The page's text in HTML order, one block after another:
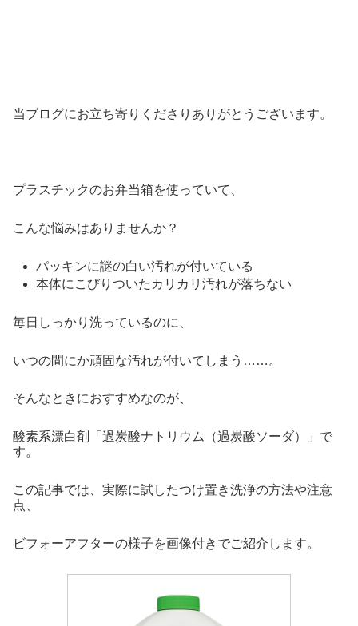
当ブログにお立ち寄りくださりありがとうございます。
プラスチックのお弁当箱を使っていて、
こんな悩みはありませんか？
パッキンに謎の白い汚れが付いている
本体にこびりついたカリカリ汚れが落ちない
毎日しっかり洗っているのに、
いつの間にか頑固な汚れが付いてしまう……。
そんなときにおすすめなのが、
酸素系漂白剤「過炭酸ナトリウム（過炭酸ソーダ）」で
す。
この記事では、実際に試したつけ置き洗浄の方法や注意
点、
ビフォーアフターの様子を画像付きでご紹介します。